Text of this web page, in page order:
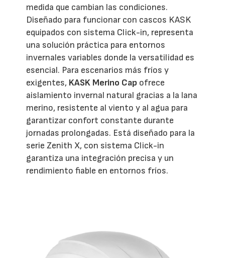
medida que cambian las condiciones.
Diseñado para funcionar con cascos KASK
equipados con sistema Click-in, representa
una solución práctica para entornos
invernales variables donde la versatilidad es
esencial. Para escenarios más fríos y
exigentes, KASK Merino Cap ofrece
aislamiento invernal natural gracias a la lana
merino, resistente al viento y al agua para
garantizar confort constante durante
jornadas prolongadas. Está diseñado para la
serie Zenith X, con sistema Click-in
garantiza una integración precisa y un
rendimiento fiable en entornos fríos.